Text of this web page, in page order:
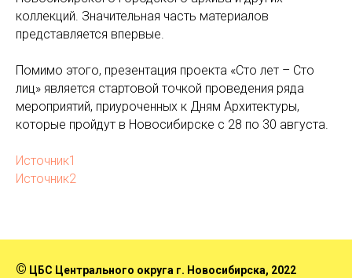
коллекций. Значительная часть материалов
представляется впервые.
Помимо этого, презентация проекта «Сто лет – Сто
лиц» является стартовой точкой проведения ряда
мероприятий, приуроченных к Дням Архитектуры,
которые пройдут в Новосибирске с 28 по 30 августа.
Источник1
Источник2
© ЦБС Центрального округа г. Новосибирска, 2022